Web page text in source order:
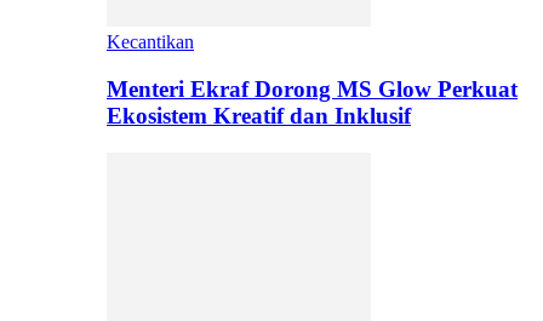
Kecantikan
Menteri Ekraf Dorong MS Glow Perkuat
Ekosistem Kreatif dan Inklusif